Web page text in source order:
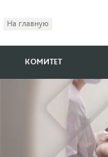
На главную
КОМИТЕТ